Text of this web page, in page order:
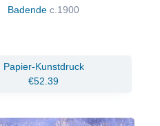
Badendec.1900
Papier-Kunstdruck
€52.39